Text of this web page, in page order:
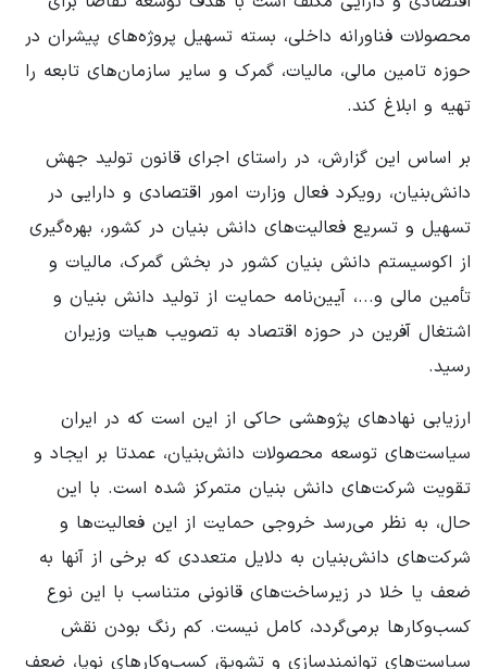
محصولات فناورانه داخلی، بسته تسهیل پروژه‌های پیشران در
حوزه تامین مالی، مالیات، گمرک و سایر سازمان‌های تابعه را
تهیه و ابلاغ کند.
بر اساس این گزارش، در راستای اجرای قانون تولید جهش
دانش‌بنیان، رویکرد فعال وزارت امور اقتصادی و دارایی در
تسهیل و تسریع فعالیت‌های دانش بنیان در کشور، بهره‌گیری
از اکوسیستم دانش بنیان کشور در بخش گمرک، مالیات و
تأمین مالی و...، آیین‌نامه حمایت از تولید دانش بنیان و
اشتغال آفرین در حوزه اقتصاد به تصویب هیات وزیران
رسید.
ارزیابی نهادهای پژوهشی حاکی از این است که در ایران
سیاست‌های توسعه محصولات دانش‌بنیان، عمدتا بر ایجاد و
تقویت شرکت‌های دانش بنیان متمرکز شده است. با این
حال، به نظر می‌رسد خروجی حمایت از این فعالیت‌ها و
شرکت‌های دانش‌بنیان به دلایل متعددی که برخی از آنها به
ضعف یا خلا در زیرساخت‌های قانونی متناسب با این نوع
کسب‌وکارها برمی‌گردد، کامل نیست. کم رنگ بودن نقش
سیاست‌های توانمندسازی و تشویق کسب‌وکارهای نوپا، ضعف